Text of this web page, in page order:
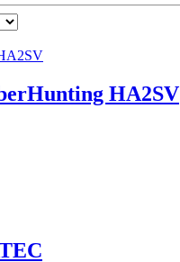
HA2SV